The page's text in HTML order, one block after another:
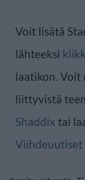
Voit lisätä
lähteeksi
laatikon. Voit
liittyvistä
Shaddix tai
Viihdeuutiset